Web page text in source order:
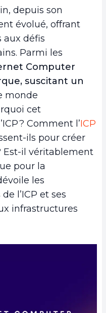
depuis son
évolué, offrant
aux défis
Parmi les
Computer
suscitant un
monde
cet
? Comment l’ICP
ils pour créer
Est-il véritablement
pour la
les
l’ICP et ses
infrastructures